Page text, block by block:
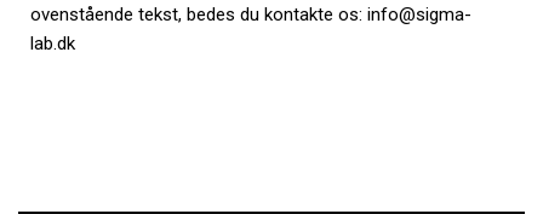
ovenstående tekst, bedes du kontakte os: info@sigma-
lab.dk